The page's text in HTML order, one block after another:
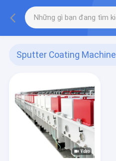
Sputter Coating Machine